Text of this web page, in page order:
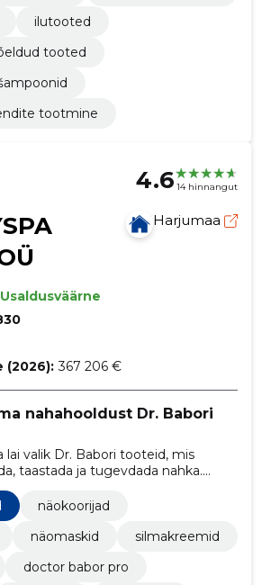
ilutooted
tooted
tootmine
4.6 14 hinnangut
Harjumaa
Usaldusväärne
(2026): 367 206 €
nahahooldust Dr. Babori
lai valik Dr. Babori tooteid, mis
taastada ja tugevdada nahka.
ja uuenda oma nahahooldust!
näokoorijad
näomaskid
silmakreemid
doctor babor pro